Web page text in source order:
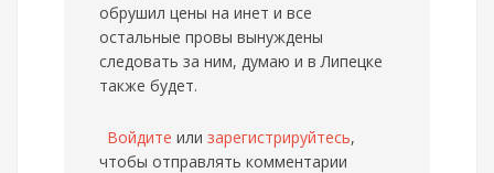
обрушил цены на инет и все
остальные провы вынуждены
следовать за ним, думаю и в Липецке
также будет.
Войдите или зарегистрируйтесь,
чтобы отправлять комментарии